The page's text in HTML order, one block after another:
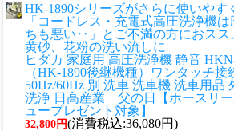
HK-1890シリーズがさらに使いやす
「コードレス・充電式高圧洗浄機
ちも悪い‥」とご不満の方におスス
黄砂、花粉の洗い流しに
ヒダカ 家庭用 高圧洗浄機 静音
（HK-1890後継機種）ワンタッチ
50Hz/60Hz 別 洗車 洗車機 洗車用品
洗浄 日高産業 父の日【ホースリ
ュープレゼント対象】
32,800円(消費税込:36,080円)